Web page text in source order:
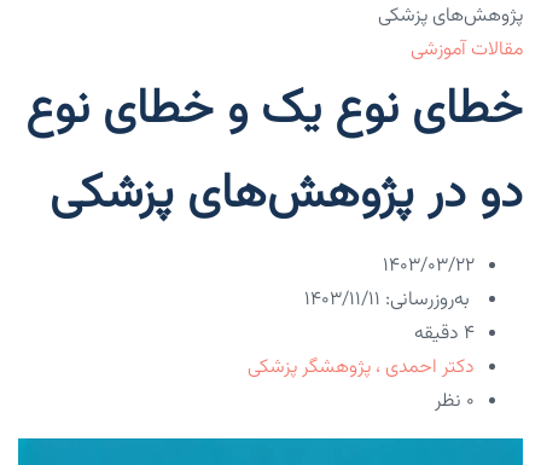
پژوهش‌های پزشکی
مقالات آموزشی
خطای نوع یک و خطای نوع
دو در پژوهش‌های پزشکی
۱۴۰۳/۰۳/۲۲
به‌روزرسانی: ۱۴۰۳/۱۱/۱۱
4 دقیقه
دکتر احمدی ، پژوهشگر پزشکی
۰ نظر